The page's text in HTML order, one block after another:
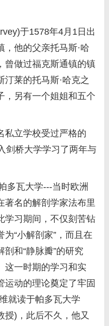
于1578年4月1日出
他的父亲托马斯·哈
曾做过福克斯通镇的镇
莱的托马斯·哈克之
，另有一个姐姐和五个
立学校受过严格的
剑桥大学学习了两年与
瓦大学---当时欧洲
著名的解剖学家法布里
学习期间，不仅刻苦钻
“小解剖家”，而且在
和“静脉瓣”的研究
这一时期的学习和实
运动的理论奠定了牢固
就读于帕多瓦大学
授)，此后不久，他又